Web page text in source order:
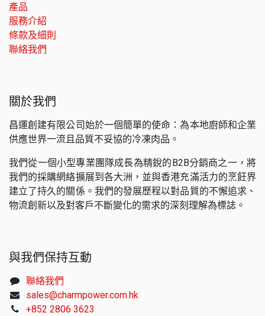
產品
服務介紹
條款及細則
聯絡我們
關於我們
昌運創建有限公司始於一個簡單的使命：為本地廚師和企業
供應世界一流且品質不妥協的冷凍肉品。
我們從一個小型專業團隊成長為精銳的B2B分銷商之一，將
我們的採購網絡擴展到各大洲，並與香港充滿活力的烹飪界
建立了持久的關係。我們的發展歷程以對品質的不懈追求、
物流創新以及對客戶不斷變化的需求的深刻理解為標誌。
與我們保持互動
聯絡我們
sales@charmpower.com.hk
+852 2806 3623